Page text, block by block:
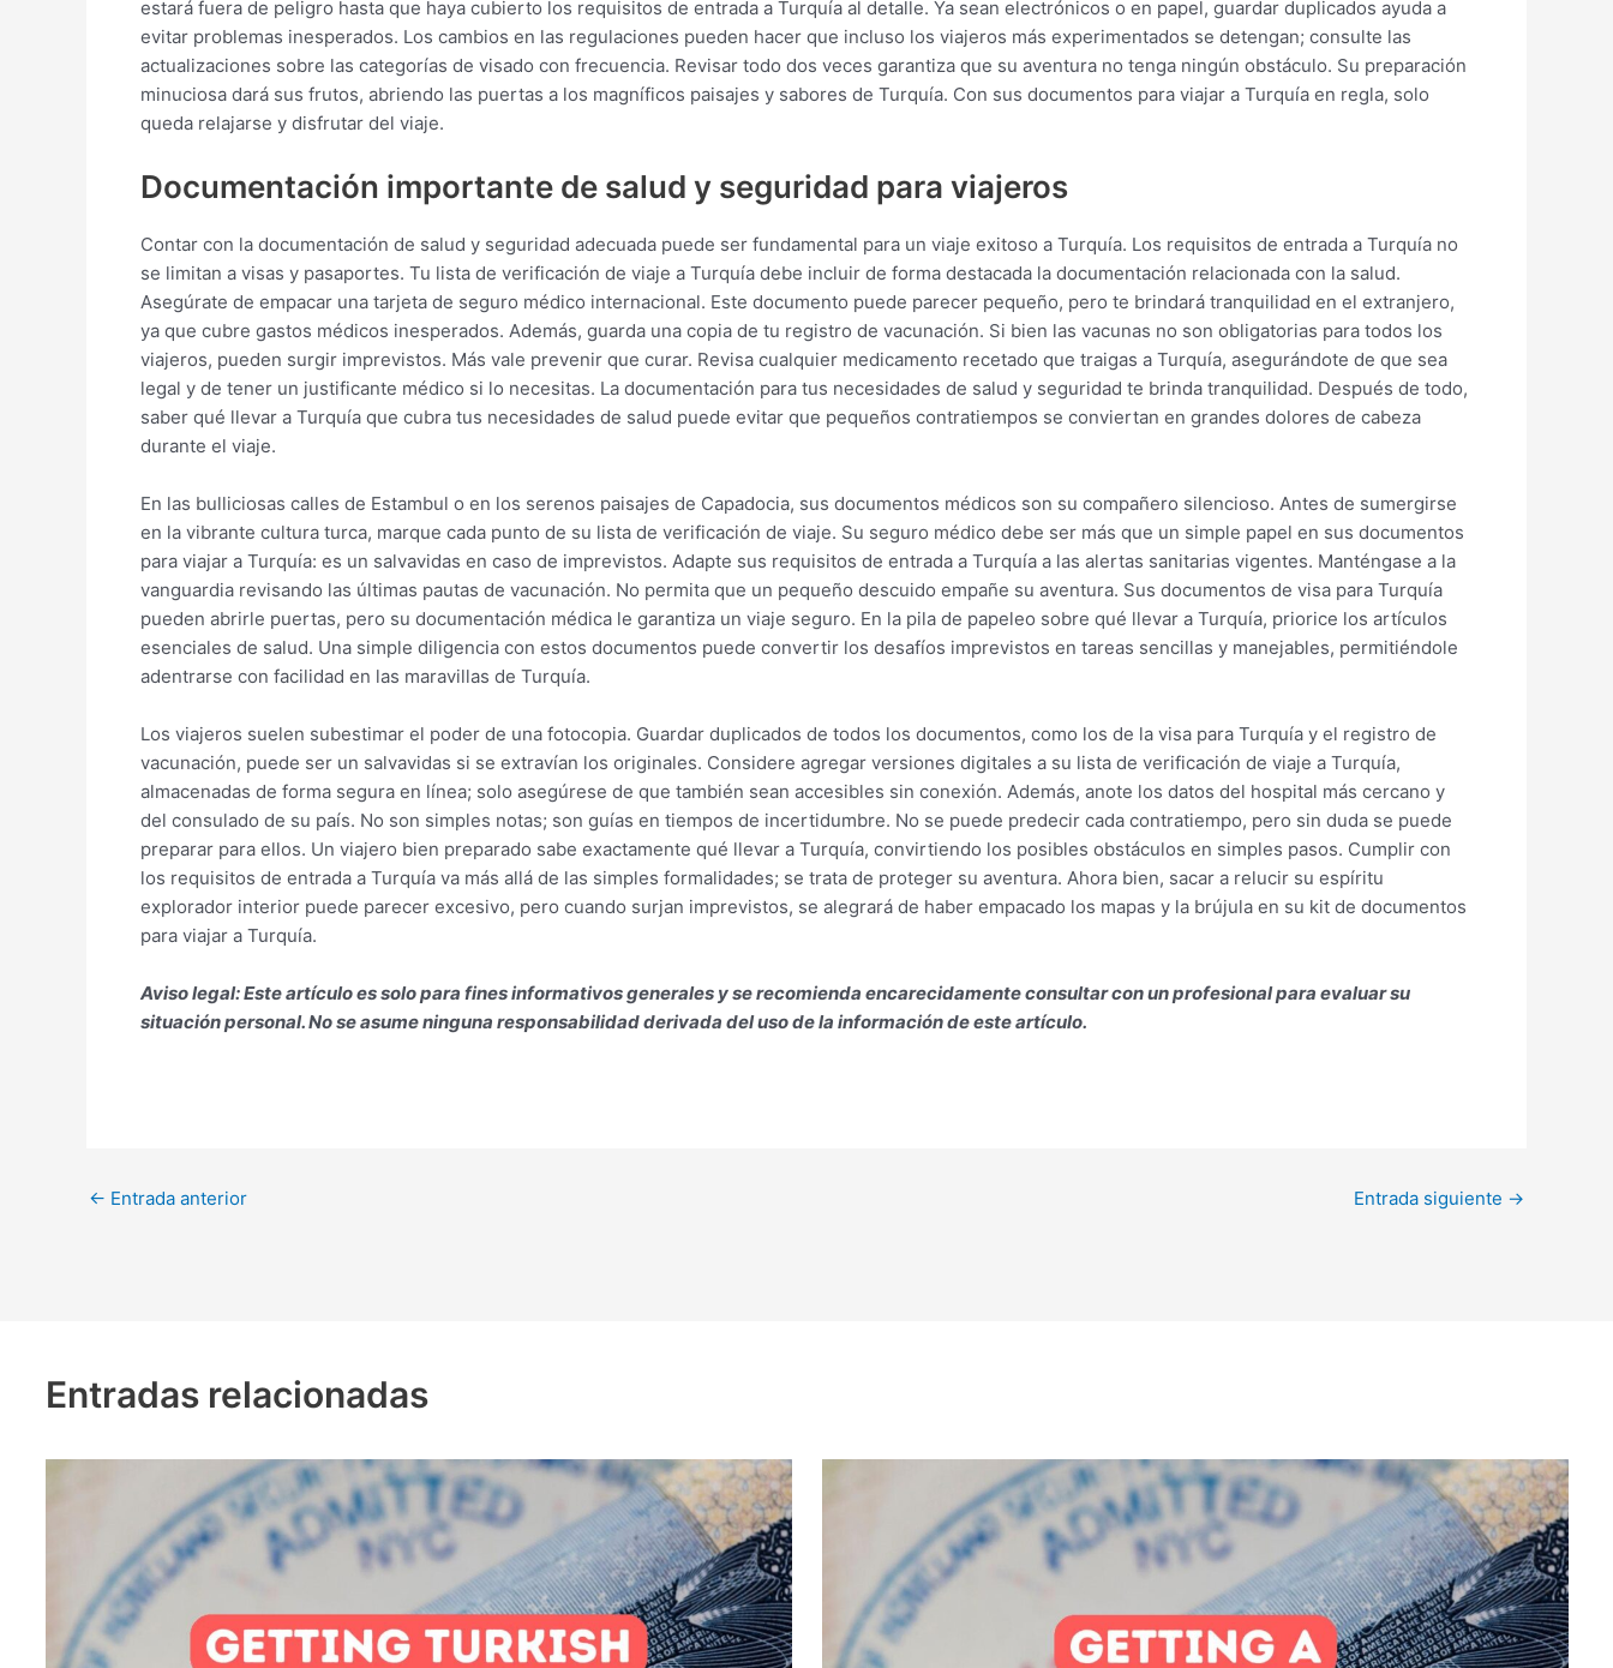
estará fuera de peligro hasta que haya cubierto los requisitos de entrada a Turquía al detalle. Ya sean electrónicos o en papel, guardar duplicados ayuda a
evitar problemas inesperados. Los cambios en las regulaciones pueden hacer que incluso los viajeros más experimentados se detengan; consulte las
actualizaciones sobre las categorías de visado con frecuencia. Revisar todo dos veces garantiza que su aventura no tenga ningún obstáculo. Su preparación
minuciosa dará sus frutos, abriendo las puertas a los magníficos paisajes y sabores de Turquía. Con sus documentos para viajar a Turquía en regla, solo
queda relajarse y disfrutar del viaje.
Documentación importante de salud y seguridad para viajeros
Contar con la documentación de salud y seguridad adecuada puede ser fundamental para un viaje exitoso a Turquía. Los requisitos de entrada a Turquía no
se limitan a visas y pasaportes. Tu lista de verificación de viaje a Turquía debe incluir de forma destacada la documentación relacionada con la salud.
Asegúrate de empacar una tarjeta de seguro médico internacional. Este documento puede parecer pequeño, pero te brindará tranquilidad en el extranjero,
ya que cubre gastos médicos inesperados. Además, guarda una copia de tu registro de vacunación. Si bien las vacunas no son obligatorias para todos los
viajeros, pueden surgir imprevistos. Más vale prevenir que curar. Revisa cualquier medicamento recetado que traigas a Turquía, asegurándote de que sea
legal y de tener un justificante médico si lo necesitas. La documentación para tus necesidades de salud y seguridad te brinda tranquilidad. Después de todo,
saber qué llevar a Turquía que cubra tus necesidades de salud puede evitar que pequeños contratiempos se conviertan en grandes dolores de cabeza
durante el viaje.
En las bulliciosas calles de Estambul o en los serenos paisajes de Capadocia, sus documentos médicos son su compañero silencioso. Antes de sumergirse
en la vibrante cultura turca, marque cada punto de su lista de verificación de viaje. Su seguro médico debe ser más que un simple papel en sus documentos
para viajar a Turquía: es un salvavidas en caso de imprevistos. Adapte sus requisitos de entrada a Turquía a las alertas sanitarias vigentes. Manténgase a la
vanguardia revisando las últimas pautas de vacunación. No permita que un pequeño descuido empañe su aventura. Sus documentos de visa para Turquía
pueden abrirle puertas, pero su documentación médica le garantiza un viaje seguro. En la pila de papeleo sobre qué llevar a Turquía, priorice los artículos
esenciales de salud. Una simple diligencia con estos documentos puede convertir los desafíos imprevistos en tareas sencillas y manejables, permitiéndole
adentrarse con facilidad en las maravillas de Turquía.
Los viajeros suelen subestimar el poder de una fotocopia. Guardar duplicados de todos los documentos, como los de la visa para Turquía y el registro de
vacunación, puede ser un salvavidas si se extravían los originales. Considere agregar versiones digitales a su lista de verificación de viaje a Turquía,
almacenadas de forma segura en línea; solo asegúrese de que también sean accesibles sin conexión. Además, anote los datos del hospital más cercano y
del consulado de su país. No son simples notas; son guías en tiempos de incertidumbre. No se puede predecir cada contratiempo, pero sin duda se puede
preparar para ellos. Un viajero bien preparado sabe exactamente qué llevar a Turquía, convirtiendo los posibles obstáculos en simples pasos. Cumplir con
los requisitos de entrada a Turquía va más allá de las simples formalidades; se trata de proteger su aventura. Ahora bien, sacar a relucir su espíritu
explorador interior puede parecer excesivo, pero cuando surjan imprevistos, se alegrará de haber empacado los mapas y la brújula en su kit de documentos
para viajar a Turquía.
Aviso legal: Este artículo es solo para fines informativos generales y se recomienda encarecidamente consultar con un profesional para evaluar su
situación personal. No se asume ninguna responsabilidad derivada del uso de la información de este artículo.
← Entrada anterior Entrada siguiente →
Entradas relacionadas